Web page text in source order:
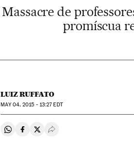
Massacre de
promíscua
LUIZ RUFFATO
MAY04, 2015 - 13:27EDT
Compartir en Whatsapp
Compartir en Facebook
Compartir en Twitter
Desplegar Redes Sociales